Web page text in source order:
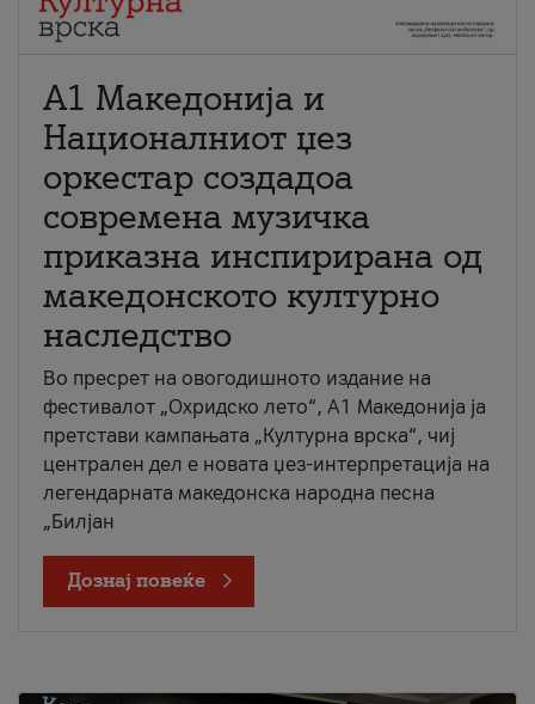
А1 Македонија и
Националниот џез
оркестар создадоа
современа музичка
приказна инспирирана од
македонското културно
наследство
Во пресрет на овогодишното издание на
фестивалот „Охридско лето“, А1 Македонија ја
претстави кампањата „Културна врска“, чиј
централен дел е новата џез-интерпретација на
легендарната македонска народна песна
„Билјан
Дознај повеќе